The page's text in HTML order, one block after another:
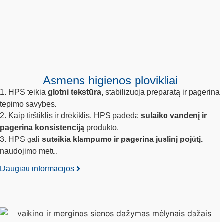
Asmens higienos plovikliai
1. HPS teikia glotni tekstūra, stabilizuoja preparatą ir pagerina
tepimo savybes.
2. Kaip tirštiklis ir drėkiklis. HPS padeda sulaiko vandenį ir
pagerina konsistenciją produkto.
3. HPS gali suteikia klampumo ir pagerina juslinį pojūtį.
naudojimo metu.
Daugiau informacijos